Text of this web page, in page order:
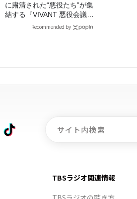
に粛清された“悪役たち”が集
結する『VIVANT 悪役会議
室』7/26(日)23時スタート！
Recommended by
TBSラジオ関連情報